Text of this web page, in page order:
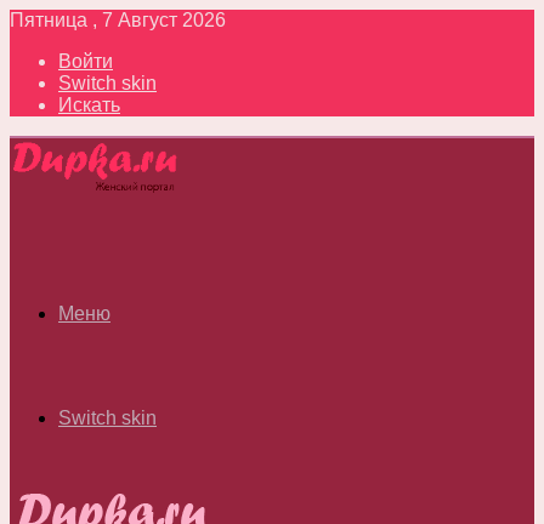
Пятница , 7 Август 2026
Войти
Switch skin
Искать
Меню
Switch skin